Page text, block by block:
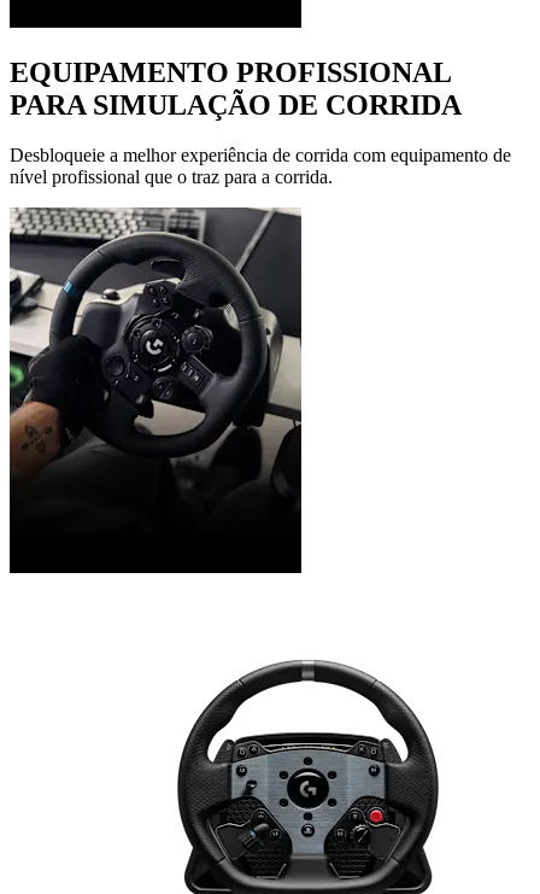
EQUIPAMENTO PROFISSIONAL
PARA SIMULAÇÃO DE CORRIDA
Desbloqueie a melhor experiência de corrida com equipamento de
nível profissional que o traz para a corrida.